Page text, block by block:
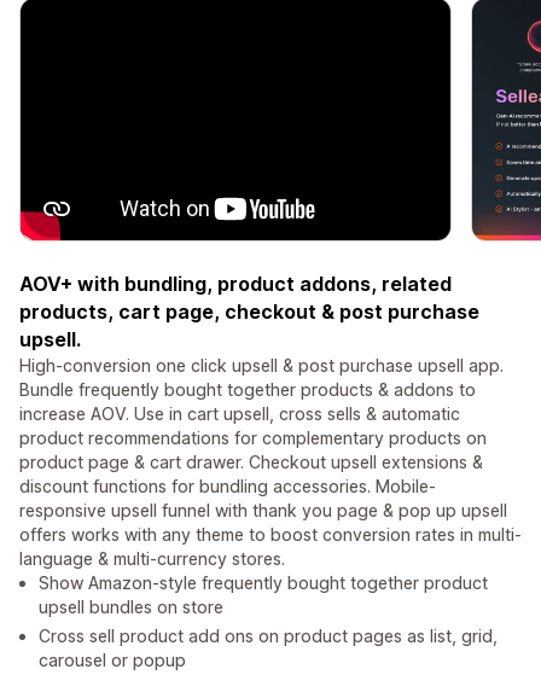
AOV+ with bundling, product addons, related
products, cart page, checkout & post purchase
upsell.
High-conversion one click upsell & post purchase upsell app.
Bundle frequently bought together products & addons to
increase AOV. Use in cart upsell, cross sells & automatic
product recommendations for complementary products on
product page & cart drawer. Checkout upsell extensions &
discount functions for bundling accessories. Mobile-
responsive upsell funnel with thank you page & pop up upsell
offers works with any theme to boost conversion rates in multi-
language & multi-currency stores.
Show Amazon-style frequently bought together product
upsell bundles on store
Cross sell product add ons on product pages as list, grid,
carousel or popup